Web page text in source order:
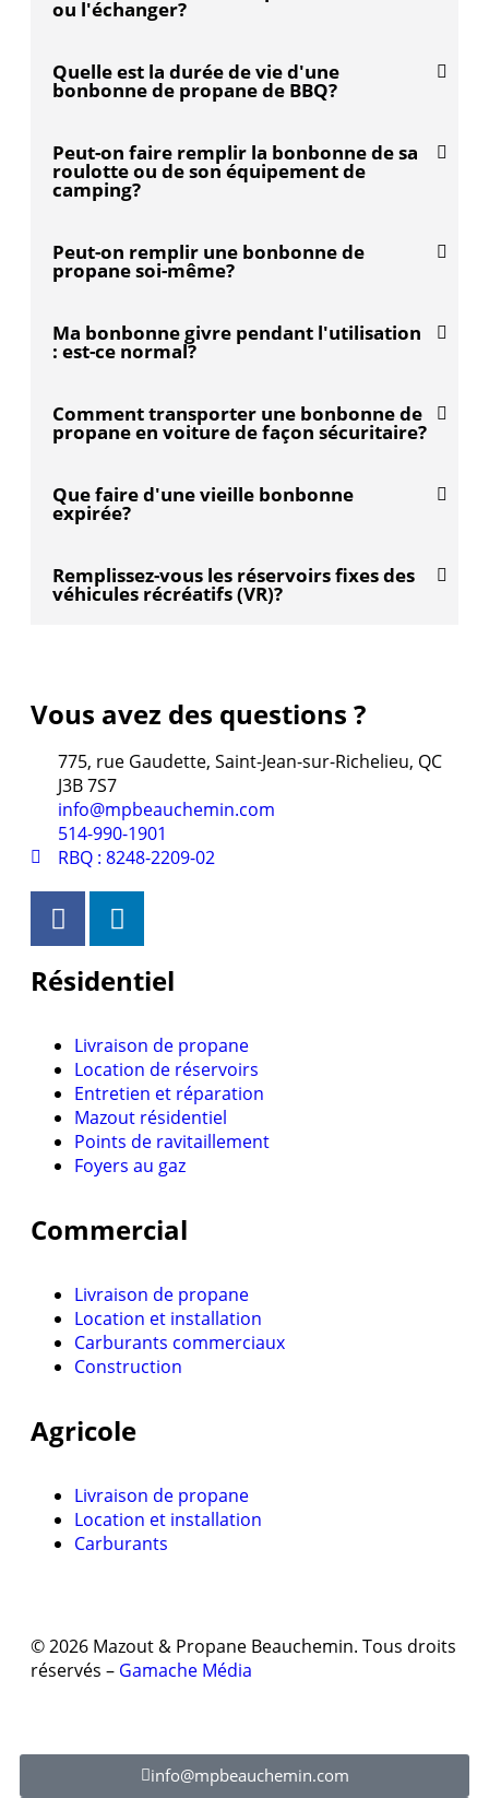
ou l'échanger?
Quelle est la durée de vie d'une
bonbonne de propane de BBQ?
Peut-on faire remplir la bonbonne de sa
roulotte ou de son équipement de
camping?
Peut-on remplir une bonbonne de
propane soi-même?
Ma bonbonne givre pendant l'utilisation
: est-ce normal?
Comment transporter une bonbonne de
propane en voiture de façon sécuritaire?
Que faire d'une vieille bonbonne
expirée?
Remplissez-vous les réservoirs fixes des
véhicules récréatifs (VR)?
Vous avez des questions ?
775, rue Gaudette, Saint-Jean-sur-Richelieu, QC
J3B 7S7
info@mpbeauchemin.com
514-990-1901
RBQ : 8248-2209-02
Résidentiel
Livraison de propane
Location de réservoirs
Entretien et réparation
Mazout résidentiel
Points de ravitaillement
Foyers au gaz
Commercial
Livraison de propane
Location et installation
Carburants commerciaux
Construction
Agricole
Livraison de propane
Location et installation
Carburants
© 2026 Mazout & Propane Beauchemin. Tous droits
réservés – Gamache Média
info@mpbeauchemin.com